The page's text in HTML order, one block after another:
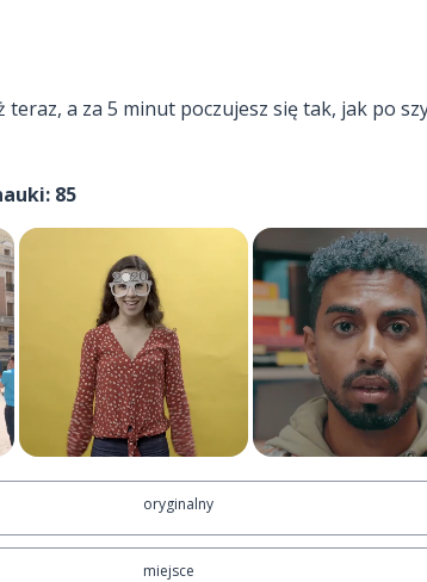
teraz, a za 5 minut poczujesz się tak, jak po
85
oryginalny
miejsce